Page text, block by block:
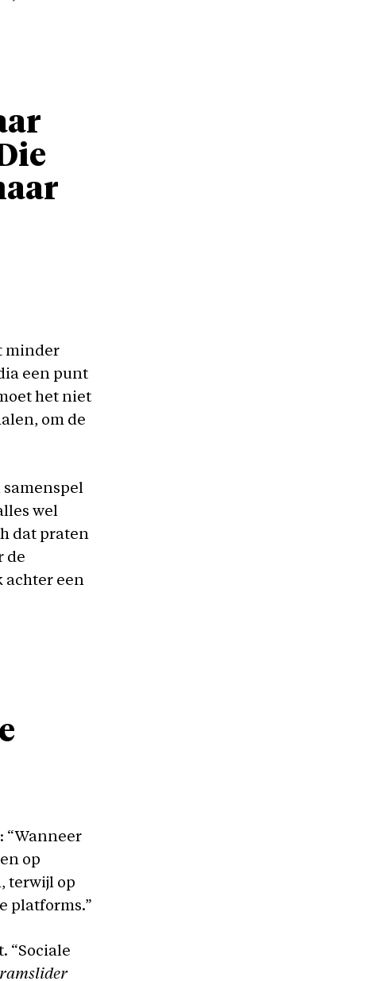
minder
een punt
het niet
om de
wel
dat praten
de
achter een
“Wanneer
op
terwijl op
platforms.”
“Sociale